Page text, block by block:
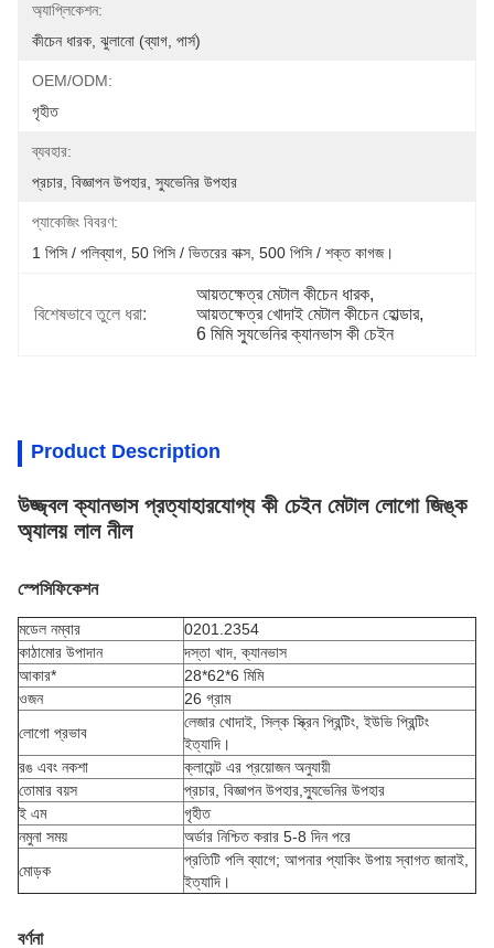
অ্যাপ্লিকেশন:
কীচেন ধারক, ঝুলানো (ব্যাগ, পার্স)
OEM/ODM:
গৃহীত
ব্যবহার:
প্রচার, বিজ্ঞাপন উপহার, স্যুভেনির উপহার
প্যাকেজিং বিবরণ:
1 পিসি / পলিব্যাগ, 50 পিসি / ভিতরের বাক্স, 500 পিসি / শক্ত কাগজ।
বিশেষভাবে তুলে ধরা:
আয়তক্ষেত্র মেটাল কীচেন ধারক,
আয়তক্ষেত্র খোদাই মেটাল কীচেন হোল্ডার,
6 মিমি স্যুভেনির ক্যানভাস কী চেইন
Product Description
উজ্জ্বল ক্যানভাস প্রত্যাহারযোগ্য কী চেইন মেটাল লোগো জিঙ্ক
অ্যালয় লাল নীল
স্পেসিফিকেশন
মডেল নম্বার
0201.2354
কাঠামোর উপাদান
দস্তা খাদ, ক্যানভাস
আকার*
28*62*6 মিমি
ওজন
26 গ্রাম
লোগো প্রভাব
লেজার খোদাই, সিল্ক স্ক্রিন প্রিন্টিং, ইউভি প্রিন্টিং
ইত্যাদি।
রঙ এবং নকশা
ক্লায়েন্ট এর প্রয়োজন অনুযায়ী
তোমার বয়স
প্রচার, বিজ্ঞাপন উপহার, স্যুভেনির উপহার
ই এম
গৃহীত
নমুনা সময়
অর্ডার নিশ্চিত করার 5-8 দিন পরে
মোড়ক
প্রতিটি পলি ব্যাগে; আপনার প্যাকিং উপায় স্বাগত জানাই,
ইত্যাদি।
বর্ণনা